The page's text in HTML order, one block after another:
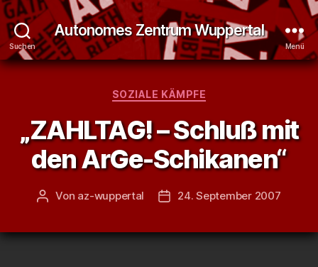
Suchen
Autonomes Zentrum Wuppertal
Menü
Kategorien
SOZIALE KÄMPFE
„ZAHLTAG! – Schluß mit
den ArGe-Schikanen“
Beitragsautor
Von az-wuppertal Veröffentlichungsdatum
24. September 2007